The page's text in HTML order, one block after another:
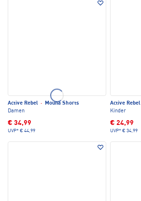
Active Rebel ·
Mouna Shorts
Damen
€ 34,99
UVP* € 44,99
Active Rebel
Kinder
€ 24,99
UVP* € 34,99